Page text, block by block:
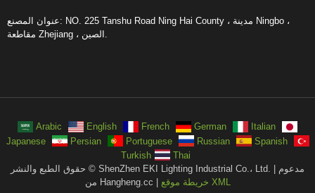
عنوان المصنع: NO. 225 Tanshu Road Ning Hai County ، مدينة Ningbo ،
مقاطعة Zhejiang ، الصين.
Arabic English French German
Italian
Japanese
Persian Portuguese Russian
Spanish
Turkish
Thai
حقوق الطبع والنشر © ShenZhen EKI Lighting Industrial Co.، Ltd. | مدعوم
من Hangheng.cc |
خريطة موقع XML